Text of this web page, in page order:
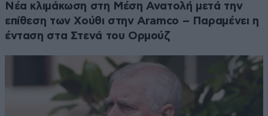
Νέα κλιμάκωση στη Μέση Ανατολή μετά την
επίθεση των Χούθι στην Aramco – Παραμένει η
ένταση στα Στενά του Ορμούζ